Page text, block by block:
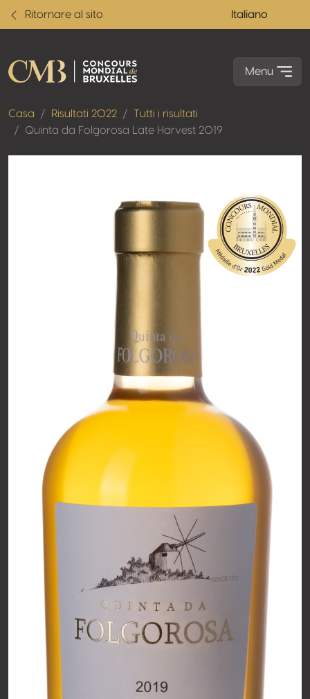
Ritornare al sito Italiano
Menu
Casa Risultati 2022
Tutti i risultati
Quinta da Folgorosa Late Harvest 2019